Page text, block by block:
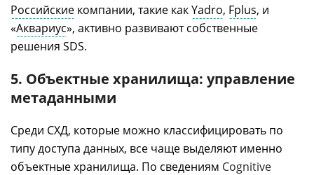
Российские компании, такие какYadro, Fplus, и
«Аквариус», активно развивают собственные
решения SDS.
5. Объектные хранилища: управление
метаданными
Среди СХД, которые можно классифицировать по
типу доступа данных, все чаще выделяют именно
объектные хранилища. По сведениям Cognitive